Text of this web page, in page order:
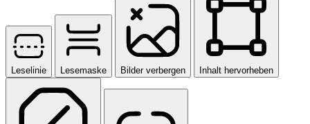
Leselinie Lesemaske Bilder verbergen Inhalt hervorheben